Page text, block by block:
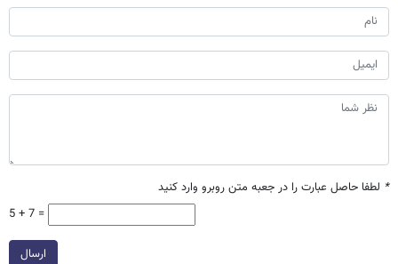
* لطفا حاصل عبارت را در جعبه متن روبرو وارد کنید
5 + 7 =
ارسال